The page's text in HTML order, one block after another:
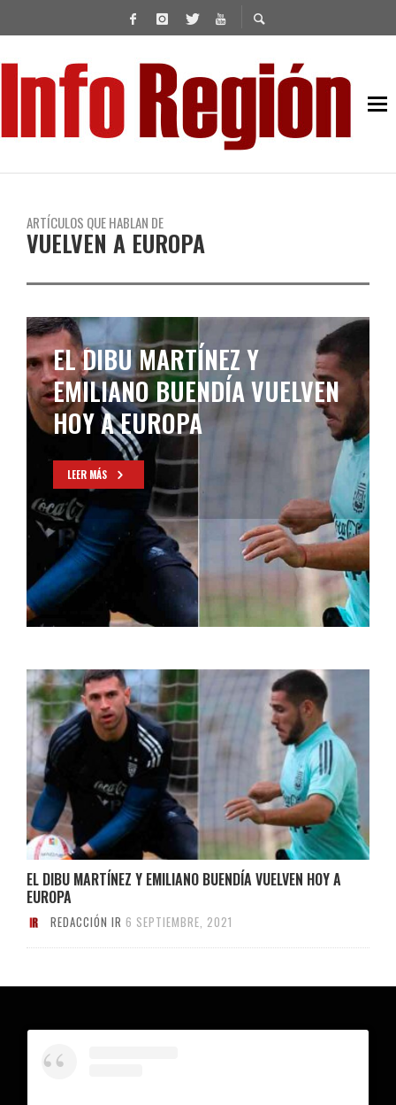
ARTÍCULOS QUE HABLAN DE
VUELVEN A EUROPA
EL DIBU MARTÍNEZ Y
EMILIANO BUENDÍA VUELVEN
HOY A EUROPA
LEER MÁS
EL DIBU MARTÍNEZ Y EMILIANO BUENDÍA VUELVEN HOY A
EUROPA
REDACCIÓN IR 6 SEPTIEMBRE, 2021